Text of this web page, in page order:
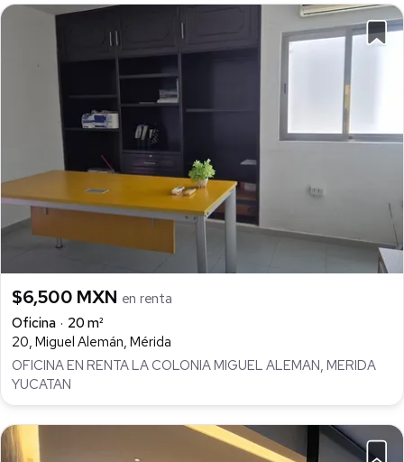
$6,500 MXN en renta
Oficina
20 m²
20, Miguel Alemán, Mérida
OFICINA EN RENTA LA COLONIA MIGUEL ALEMAN, MERIDA
YUCATAN